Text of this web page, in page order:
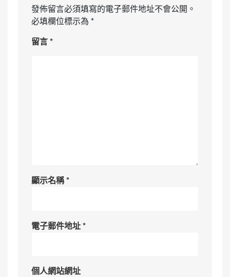
發佈留言必須填寫的電子郵件地址不會公開。
必填欄位標示為 *
留言*
顯示名稱*
電子郵件地址*
個人網站網址